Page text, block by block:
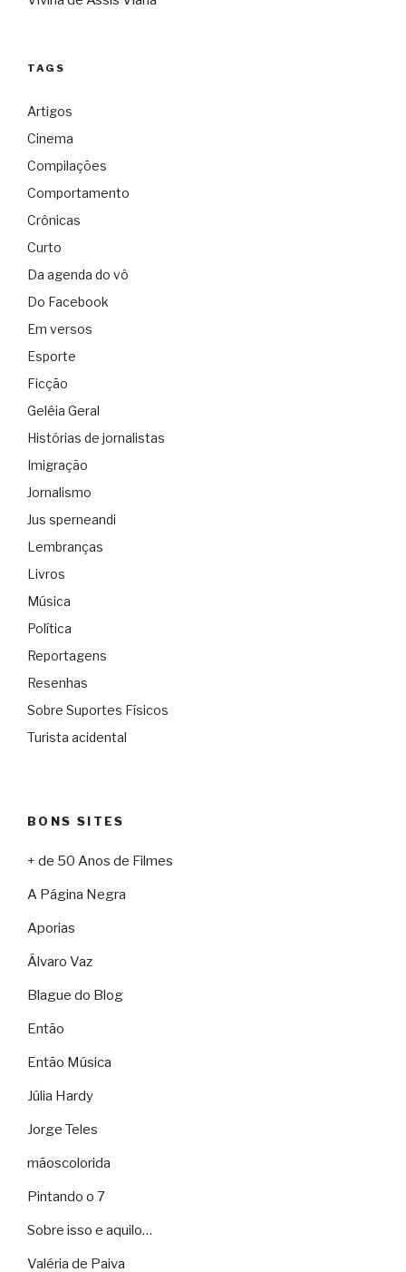
TAGS
Artigos
Cinema
Compilações
Comportamento
Crônicas
Curto
Da agenda do vô
Do Facebook
Em versos
Esporte
Ficção
Geléia Geral
Histórias de jornalistas
Imigração
Jornalismo
Jus sperneandi
Lembranças
Livros
Música
Política
Reportagens
Resenhas
Sobre Suportes Físicos
Turista acidental
BONS SITES
+ de 50 Anos de Filmes
A Página Negra
Aporias
Álvaro Vaz
Blague do Blog
Então
Então Música
Júlia Hardy
Jorge Teles
mãoscolorida
Pintando o 7
Sobre isso e aquilo…
Valéria de Paiva